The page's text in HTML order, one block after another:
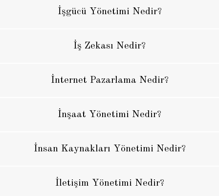
İşgücü Yönetimi Nedir?
İş Zekası Nedir?
İnternet Pazarlama Nedir?
İnşaat Yönetimi Nedir?
İnsan Kaynakları Yönetimi Nedir?
İletişim Yönetimi Nedir?